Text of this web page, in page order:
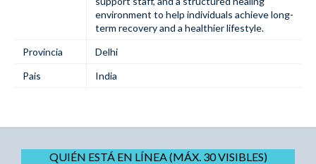
environment to help individuals achieve long-
term recovery and a healthier lifestyle.
Provincia
Delhi
Pais
India
QUIÉN ESTÁ EN LÍNEA (MÁX. 30 VISIBLES)